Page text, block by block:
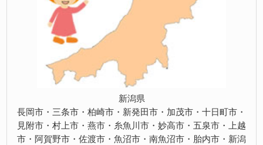
新潟県
長岡市・三条市・柏崎市・新発田市・加茂市・十日町市・
見附市・村上市・燕市・糸魚川市・妙高市・五泉市・上越
市・阿賀野市・佐渡市・魚沼市・南魚沼市・胎内市・新潟